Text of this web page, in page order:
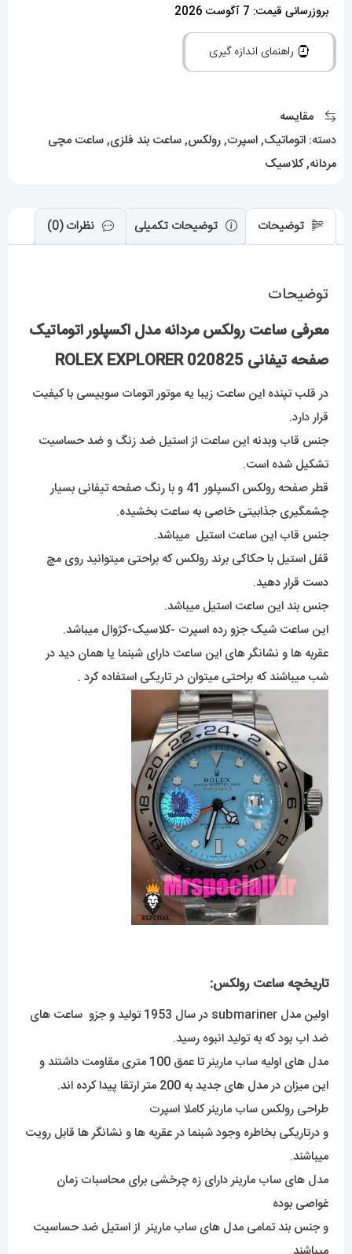
مردانه
مدل
اکسپلور
صفحه
020825
ROLEX
عدد
بروزرسانی قیمت: 7 آگوست 2026
راهنمای اندازه گیری
مقایسه
دسته: اتوماتیک,اسپرت,رولکس,ساعت بند فلزی,ساعت مچی
مردانه,کلاسیک
توضیحات توضیحات تکمیلی نظرات (0)
توضیحات
معرفی ساعت رولکس مردانه مدل اکسپلور اتوماتیک
صفحه تیفانی 020825 ROLEX EXPLORER
در قلب تپنده این ساعت زیبا یه موتور اتومات سوییسی با کیفیت
قرار دارد.
جنس قاب وبدنه این ساعت از استیل ضد زنگ و ضد حساسیت
تشکیل شده است.
قطر صفحه رولکس اکسپلور 41 و با رنگ صفحه تیفانی بسیار
چشمگیری جذابیتی خاصی به ساعت بخشیده.
جنس قاب این ساعت استیل میباشد.
قفل استیل با حکاکی برند رولکس که براحتی میتوانید روی مچ
دست قرار دهید.
جنس بند این ساعت استیل میباشد.
این ساعت شیک جزو رده اسپرت -کلاسیک-کژوال میباشد.
عقربه ها و نشانگر های این ساعت دارای شبنما یا همان دید در
شب میباشند که براحتی میتوان در تاریکی استفاده کرد .
تاریخچه ساعت رولکس:
اولین مدل submariner در سال 1953 تولید و جزو ساعت های
ضد اب بود که به تولید انبوه رسید.
مدل های اولیه ساب مارینر تا عمق 100 متری مقاومت داشتند و
این میزان در مدل های جدید به 200 متر ارتقا پیدا کرده اند.
طراحی رولکس ساب مارینر کاملا اسپرت
و درتاریکی بخاطره وجود شبنما در عقربه ها و نشانگر ها قابل رویت
میباشند.
مدل های ساب مارینر دارای زه چرخشی برای محاسبات زمان
غواصی بوده
و جنس بند تمامی مدل های ساب مارینر از استیل ضد حساسیت